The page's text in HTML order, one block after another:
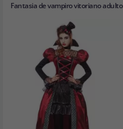
Fantasia de vampiro vitoriano adulto